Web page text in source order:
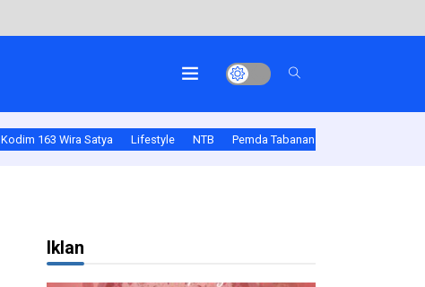
Kodim 163 Wira Satya Lifestyle NTB Pemda Tabanan
Iklan